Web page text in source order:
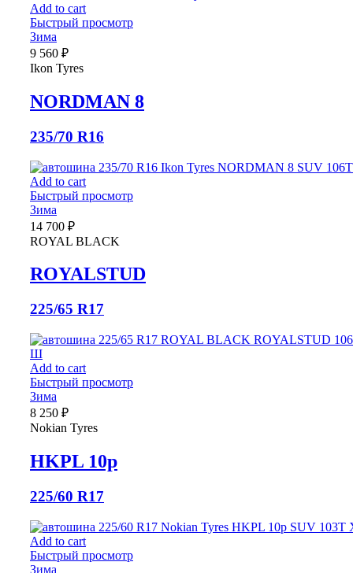
Add to cart
Быстрый просмотр
Зима
9 560 ₽
Ikon Tyres
NORDMAN 8
235/70 R16
Add to cart
Быстрый просмотр
Зима
14 700 ₽
ROYAL BLACK
ROYALSTUD
225/65 R17
Add to cart
Быстрый просмотр
Зима
8 250 ₽
Nokian Tyres
HKPL 10p
225/60 R17
Add to cart
Быстрый просмотр
Зима